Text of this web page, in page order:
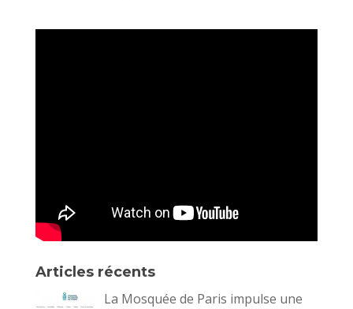
Articles récents
La Mosquée de Paris impulse une